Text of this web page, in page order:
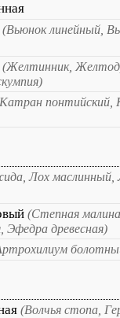
(Вьюнок линейный,
(Желтинник,
понтийский,
Лох маслинный,
(Степная
Эфедра древесная)
(Волчья стопа,